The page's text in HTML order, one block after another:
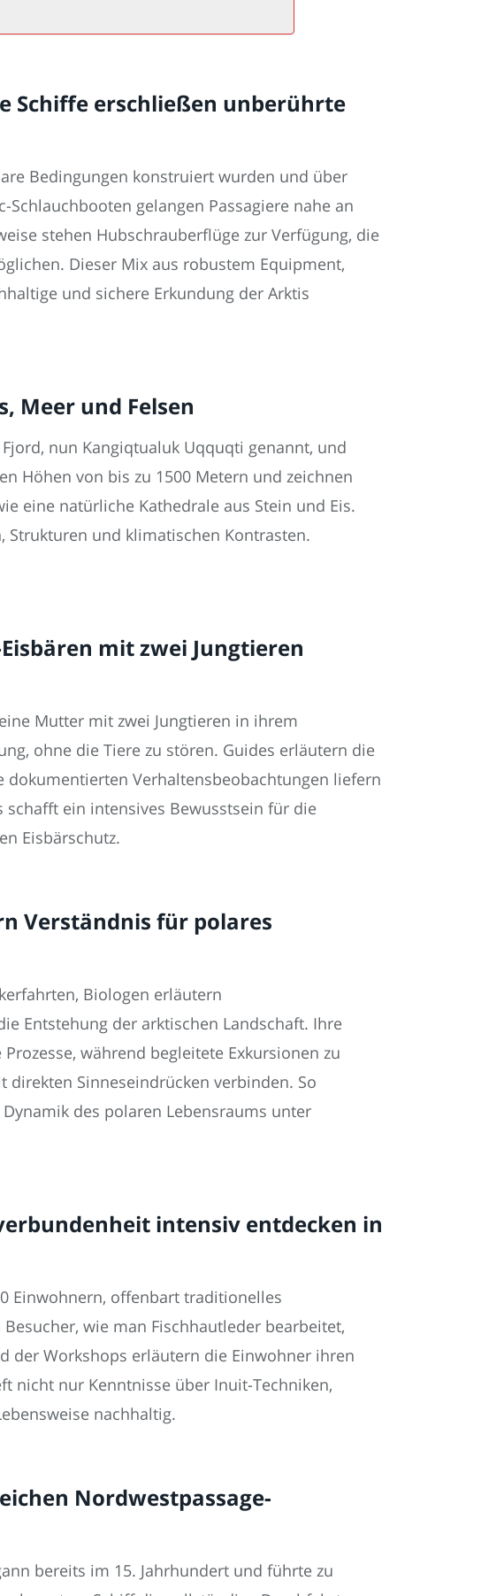
Schiffe erschließen unberührte
Bedingungen konstruiert wurden und über
gelangen Passagiere nahe an
stehen Hubschrauberflüge zur Verfügung, die
Dieser Mix aus robustem Equipment,
und sichere Erkundung der Arktis
Meer und Felsen
nun Kangiqtualuk Uqquqti genannt, und
Höhen von bis zu 1500 Metern und zeichnen
eine natürliche Kathedrale aus Stein und Eis.
Strukturen und klimatischen Kontrasten.
mit zwei Jungtieren
Mutter mit zwei Jungtieren in ihrem
ohne die Tiere zu stören. Guides erläutern die
dokumentierten Verhaltensbeobachtungen liefern
ein intensives Bewusstsein für die
Eisbärschutz.
Verständnis für polares
Biologen erläutern
Entstehung der arktischen Landschaft. Ihre
während begleitete Exkursionen zu
Sinneseindrücken verbinden. So
des polaren Lebensraums unter
intensiv entdecken in
Einwohnern, offenbart traditionelles
wie man Fischhautleder bearbeitet,
der Workshops erläutern die Einwohner ihren
nicht nur Kenntnisse über Inuit-Techniken,
nachhaltig.
Nordwestpassage-
bereits im 15. Jahrhundert und führte zu